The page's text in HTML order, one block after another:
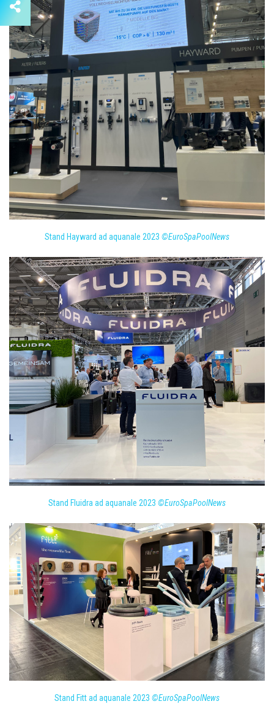
Stand Hayward ad aquanale 2023 ©EuroSpaPoolNews
Stand Fluidra ad aquanale 2023 ©EuroSpaPoolNews
Stand Fitt ad aquanale 2023 ©EuroSpaPoolNews